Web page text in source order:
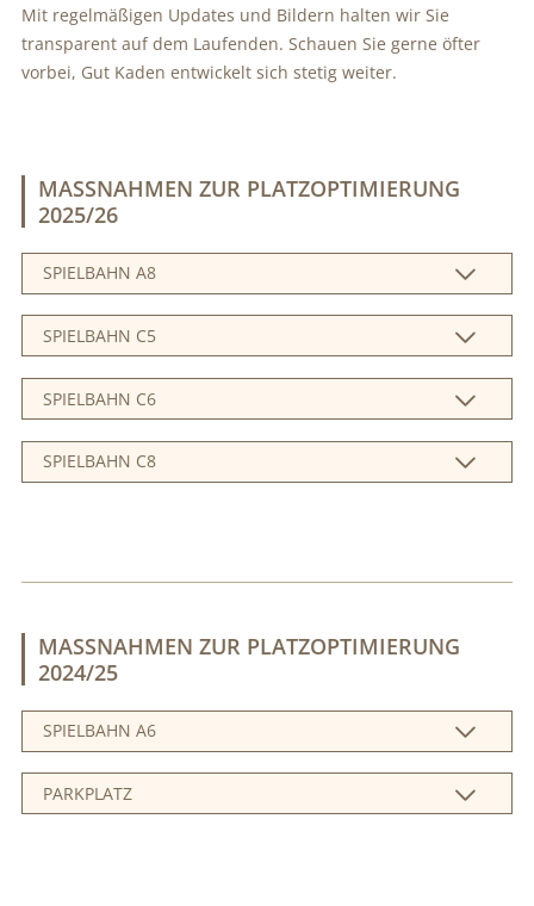
Mit regelmäßigen Updates und Bildern halten wir Sie
transparent auf dem Laufenden. Schauen Sie gerne öfter
vorbei, Gut Kaden entwickelt sich stetig weiter.
MASSNAHMEN ZUR PLATZOPTIMIERUNG 2
025/26
SPIELBAHN A8
SPIELBAHN C5
SPIELBAHN C6
SPIELBAHN C8
MASSNAHMEN ZUR PLATZOPTIMIERUNG 2
024/25
SPIELBAHN A6
PARKPLATZ